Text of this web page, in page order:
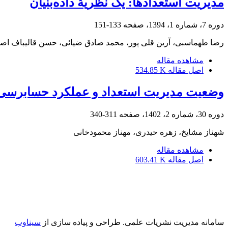
مدیریت استعدادها: یک نظریۀ داده‌بنیان
دوره 7، شماره 1، 1394، صفحه 133-151
رضا طهماسبی، آرین قلی پور، محمد صادق ضیائی، حسن قالیباف
مشاهده مقاله
اصل مقاله 534.85 K
وضعیت مدیریت استعداد و عملکرد
دوره 30، شماره 2، 1402، صفحه 311-340
شهناز مشایخ، زهره حیدری، مهناز محمودخانی
مشاهده مقاله
اصل مقاله 603.41 K
سامانه مدیریت نشریات علمی. طراحی و پیاده سازی از سیناوب